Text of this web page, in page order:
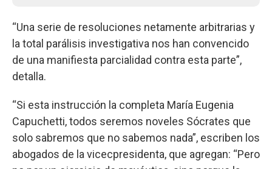
“Una serie de resoluciones netamente arbitrarias y
la total parálisis investigativa nos han convencido
de una manifiesta parcialidad contra esta parte”,
detalla.
“Si esta instrucción la completa María Eugenia
Capuchetti, todos seremos noveles Sócrates que
solo sabremos que no sabemos nada”, escriben los
abogados de la vicecpresidenta, que agregan: “Pero